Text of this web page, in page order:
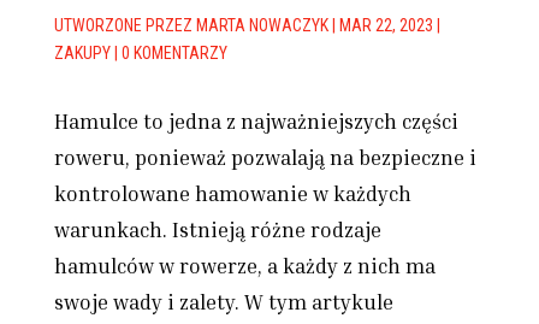
UTWORZONE PRZEZ MARTA NOWACZYK| MAR 22, 2023
ZAKUPY| 0 KOMENTARZY
Hamulce to jedna z najważniejszych części
roweru, ponieważ pozwalają na bezpieczne i
kontrolowane hamowanie w każdych
warunkach. Istnieją różne rodzaje
hamulców w rowerze, a każdy z nich ma
swoje wady i zalety. W tym artykule